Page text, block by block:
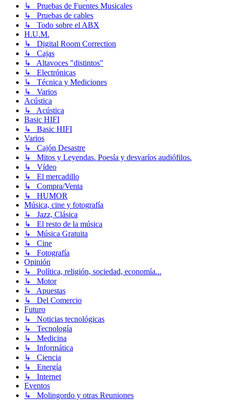
↳ Pruebas de Fuentes Musicales
↳ Pruebas de cables
↳ Todo sobre el ABX
H.U.M.
↳ Digital Room Correction
↳ Cajas
↳ Altavoces "distintos"
↳ Electrónicas
↳ Técnica y Mediciones
↳ Varios
Acústica
↳ Acústica
Basic HIFI
↳ Basic HIFI
Varios
↳ Cajón Desastre
↳ Mitos y Leyendas. Poesía y desvaríos audiófilos.
↳ Vídeo
↳ El mercadillo
↳ Compra/Venta
↳ HUMOR
Música, cine y fotografía
↳ Jazz, Clásica
↳ El resto de la música
↳ Música Gratuita
↳ Cine
↳ Fotografía
Opinión
↳ Política, religión, sociedad, economía...
↳ Motor
↳ Apuestas
↳ Del Comercio
Futuro
↳ Noticias tecnológicas
↳ Tecnología
↳ Medicina
↳ Informática
↳ Ciencia
↳ Energía
↳ Internet
Eventos
↳ Molingordo y otras Reuniones